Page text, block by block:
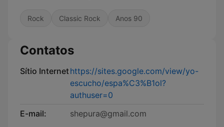
Rock Classic Rock Anos 90
Contatos
Sítio Internethttps://sites.google.com/view/yo-
escucho/espa%C3%B1ol?
authuser=0
E-mail:
shepura@gmail.com